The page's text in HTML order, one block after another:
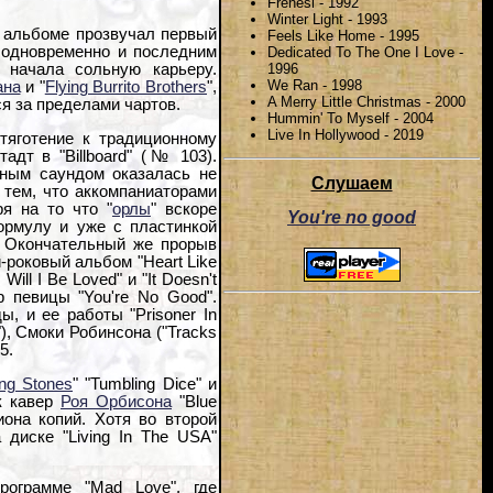
Winter Light - 1993
Feels Like Home - 1995
Dedicated To The One I Love -
1996
We Ran - 1998
A Merry Little Christmas - 2000
Hummin' To Myself - 2004
Live In Hollywood - 2019
Слушаем
You're no good
прозвучал первый
и последним
сольную карьеру.
и "Flying Burrito Brothers",
за пределами чартов.
к традиционному
в "Billboard" (№ 103).
саундом оказалась не
что аккомпаниаторами
на то что "орлы" вскоре
и уже с пластинкой
же прорыв
роковый альбом "Heart Like
I Be Loved" и "It Doesn't
певицы "You're No Good".
и ее работы "Prisoner In
Смоки Робинсона ("Tracks
Stones" "Tumbling Dice" и
кавер Роя Орбисона "Blue
копий. Хотя во второй
диске "Living In The USA"
"Mad Love", где